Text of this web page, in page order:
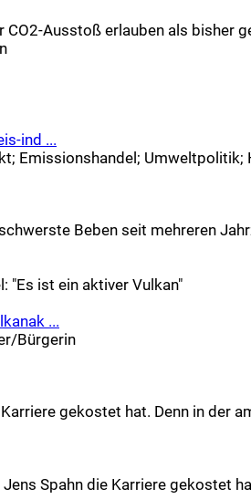
Ausstoß erlauben als bisher
ind ...
; Emissionshandel ; Umweltpolitik;
Beben seit mehreren
"Es ist ein aktiver Vulkan"
...
Bürgerin
gekostet hat. Denn in der
Spahn die Karriere gekostet